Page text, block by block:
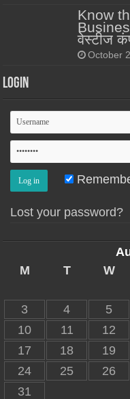
Know
वेस्टीज
October
Login
Lost your password?
M
T W
3
4 5
10
11 12
17
18 19
24
25 26
31